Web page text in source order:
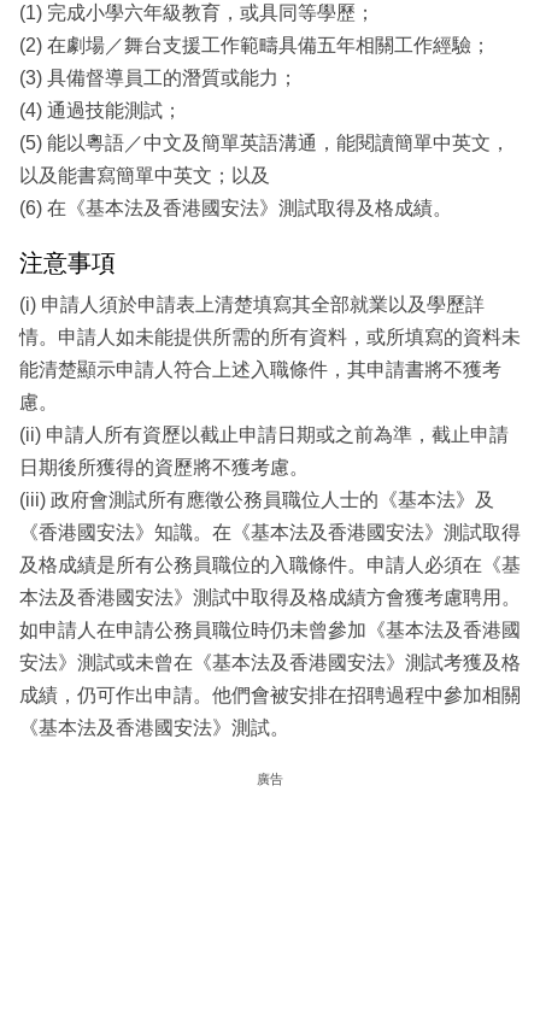
(1) 完成小學六年級教育，或具同等學歷；
(2) 在劇場／舞台支援工作範疇具備五年相關工作經驗；
(3) 具備督導員工的潛質或能力；
(4) 通過技能測試；
(5) 能以粵語／中文及簡單英語溝通，能閱讀簡單中英文，
以及能書寫簡單中英文；以及
(6) 在《基本法及香港國安法》測試取得及格成績。
注意事項
(i) 申請人須於申請表上清楚填寫其全部就業以及學歷詳
情。申請人如未能提供所需的所有資料，或所填寫的資料未
能清楚顯示申請人符合上述入職條件，其申請書將不獲考
慮。
(ii) 申請人所有資歷以截止申請日期或之前為準，截止申請
日期後所獲得的資歷將不獲考慮。
(iii) 政府會測試所有應徵公務員職位人士的《基本法》及
《香港國安法》知識。在《基本法及香港國安法》測試取得
及格成績是所有公務員職位的入職條件。申請人必須在《基
本法及香港國安法》測試中取得及格成績方會獲考慮聘用。
如申請人在申請公務員職位時仍未曾參加《基本法及香港國
安法》測試或未曾在《基本法及香港國安法》測試考獲及格
成績，仍可作出申請。他們會被安排在招聘過程中參加相關
《基本法及香港國安法》測試。
廣告